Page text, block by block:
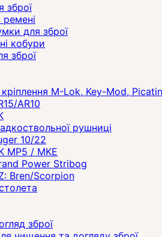
зброї
ремені
для зброї
кобури
зброї
M-Lok, Key-Mod,
AR10
рушниці
10/22
MP5 / MKE
Power Stribog
Bren/Scorpion
зброї